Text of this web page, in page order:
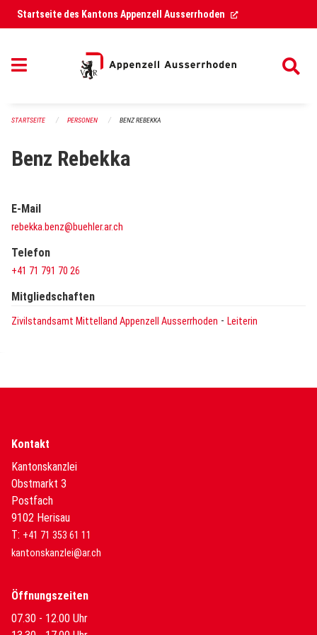
Navigation überspringen
Startseite des Kantons Appenzell Ausserrhoden (External Link)
STARTSEITE PERSONEN BENZ REBEKKA
Benz Rebekka
E-Mail
rebekka.benz@buehler.ar.ch
Telefon
+41 71 791 70 26
Mitgliedschaften
Zivilstandsamt Mittelland Appenzell Ausserrhoden - Leiterin
Kontakt
Kantonskanzlei
Obstmarkt 3
Postfach
9102 Herisau
T: +41 71 353 61 11
kantonskanzlei@ar.ch
Öffnungszeiten
07.30 - 12.00 Uhr